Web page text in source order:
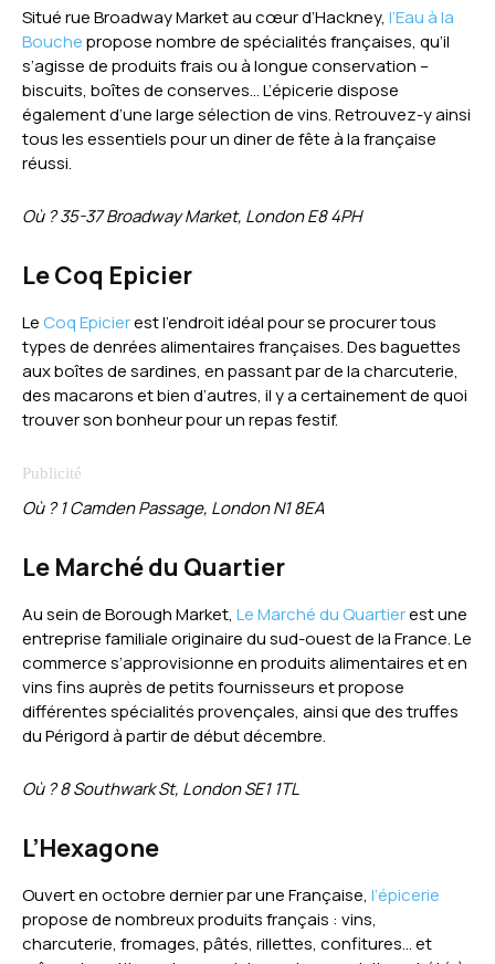
Situé rue Broadway Market au cœur d’Hackney, l’Eau à la
Bouchepropose nombre de spécialités françaises, qu’il
s’agisse de produits frais ou à longue conservation –
biscuits, boîtes de conserves… L’épicerie dispose
également d’une large sélection de vins. Retrouvez-y ainsi
tous les essentiels pour un diner de fête à la française
réussi.
Où ? 35-37 Broadway Market, London E8 4PH
Le Coq Epicier
Le Coq Epicierest l’endroit idéal pour se procurer tous
types de denrées alimentaires françaises. Des baguettes
aux boîtes de sardines, en passant par de la charcuterie,
des macarons et bien d’autres, il y a certainement de quoi
trouver son bonheur pour un repas festif.
Où ? 1 Camden Passage, London N1 8EA
Le Marché du Quartier
Au sein de Borough Market, Le Marché du Quartierest une
entreprise familiale originaire du sud-ouest de la France. Le
commerce s’approvisionne en produits alimentaires et en
vins fins auprès de petits fournisseurs et propose
différentes spécialités provençales, ainsi que des truffes
du Périgord à partir de début décembre.
Où ? 8 Southwark St, London SE1 1TL
L’Hexagone
Ouvert en octobre dernier par une Française, l’épicerie
propose de nombreux produits français : vins,
charcuterie, fromages, pâtés, rillettes, confitures… et